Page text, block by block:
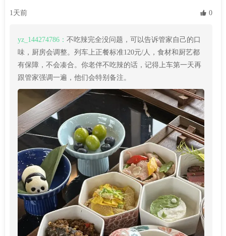
1天前  0
yz_144274786： 不吃辣完全没问题，可以告诉管家自己的口
味，厨房会调整。列车上正餐标准120元/人，食材和厨艺都
有保障，不会凑合。你老伴不吃辣的话，记得上车第一天再
跟管家强调一遍，他们会特别备注。